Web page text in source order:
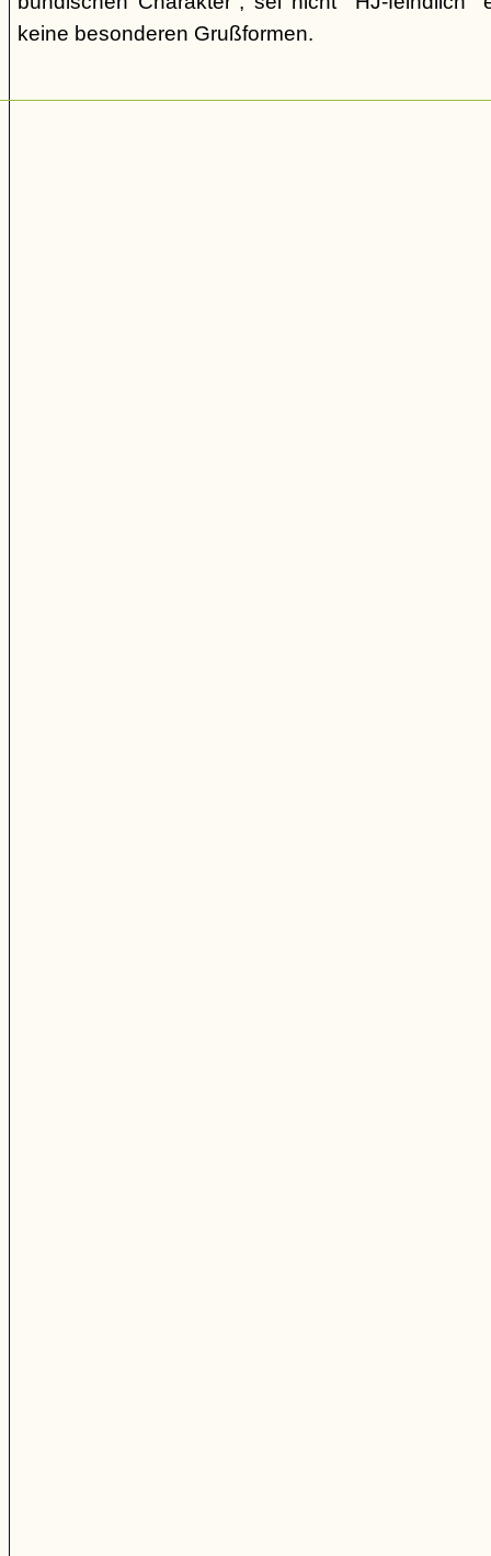
keine besonderen Grußformen.